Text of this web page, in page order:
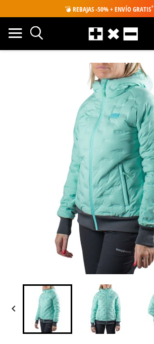
💣 REBAJAS -50% + ENVÍO GRATIS*
